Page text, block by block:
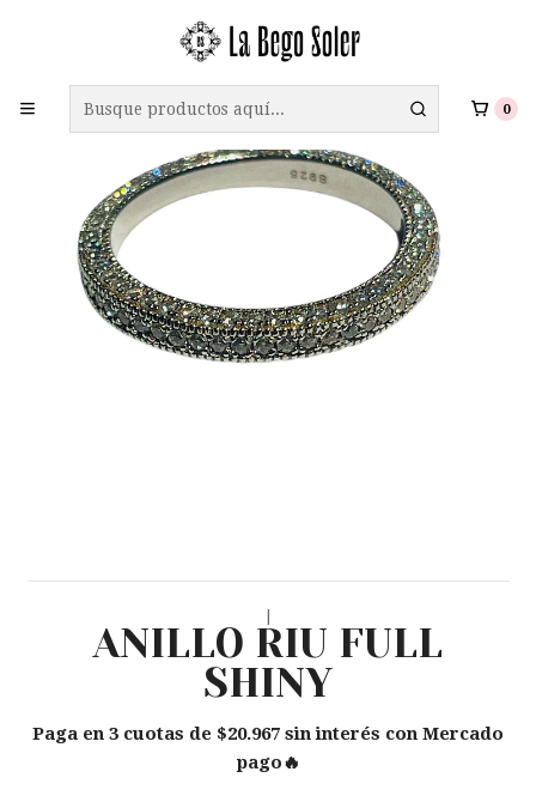
0
ENVÍO GRATIS A TODO CHILE EN COMPRAS SOBRE $69.990
|
ANILLO RIU FULL
SHINY
Paga en 3 cuotas de $20.967 sin interés con Mercado
pago🔥